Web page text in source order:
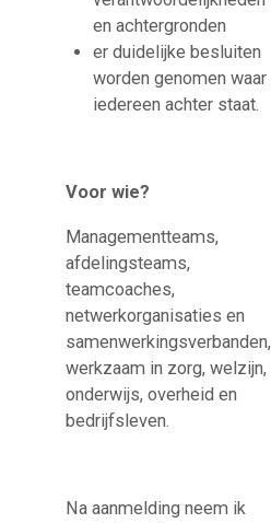
en achtergronden
er duidelijke besluiten
worden genomen waar
iedereen achter staat.
Voor wie?
Managementteams,
afdelingsteams,
teamcoaches,
netwerkorganisaties en
samenwerkingsverbanden,
werkzaam in zorg, welzijn,
onderwijs, overheid en
bedrijfsleven.
Na aanmelding neem ik